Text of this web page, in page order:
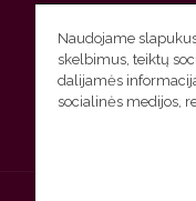
Naudojame
skelbimus, teiktų
dalijamės
socialinės medijos,